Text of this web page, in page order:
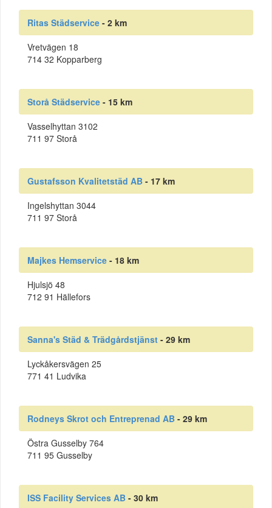
Ritas Städservice - 2 km
Vretvägen 18
714 32 Kopparberg
Storå Städservice - 15 km
Vasselhyttan 3102
711 97 Storå
Gustafsson Kvalitetstäd AB - 17 km
Ingelshyttan 3044
711 97 Storå
Majkes Hemservice - 18 km
Hjulsjö 48
712 91 Hällefors
Sanna's Städ & Trädgårdstjänst - 29 km
Lyckåkersvägen 25
771 41 Ludvika
Rodneys Skrot och Entreprenad AB - 29 km
Östra Gusselby 764
711 95 Gusselby
ISS Facility Services AB - 30 km